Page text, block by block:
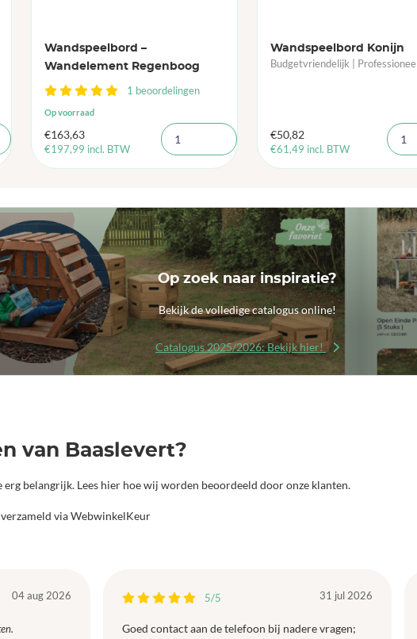
Wandspeelbord –
Wandelement Regenboog
1 beoordelingen
Op voorraad
€163,63
€197,99 incl. BTW
Wandspeelbord Konijn
Budgetvriendelijk | Professioneel
€50,82
€61,49 incl. BTW
Op zoek naar inspiratie?
Bekijk de volledige catalogus online!
Catalogus 2025/2026: Bekijk hier!
van Baaslevert?
belangrijk. Lees hier hoe wij worden beoordeeld door onze klanten.
via WebwinkelKeur
04 aug 2026 5/5 31 jul 2026
Goed contact aan de telefoon bij nadere vragen;